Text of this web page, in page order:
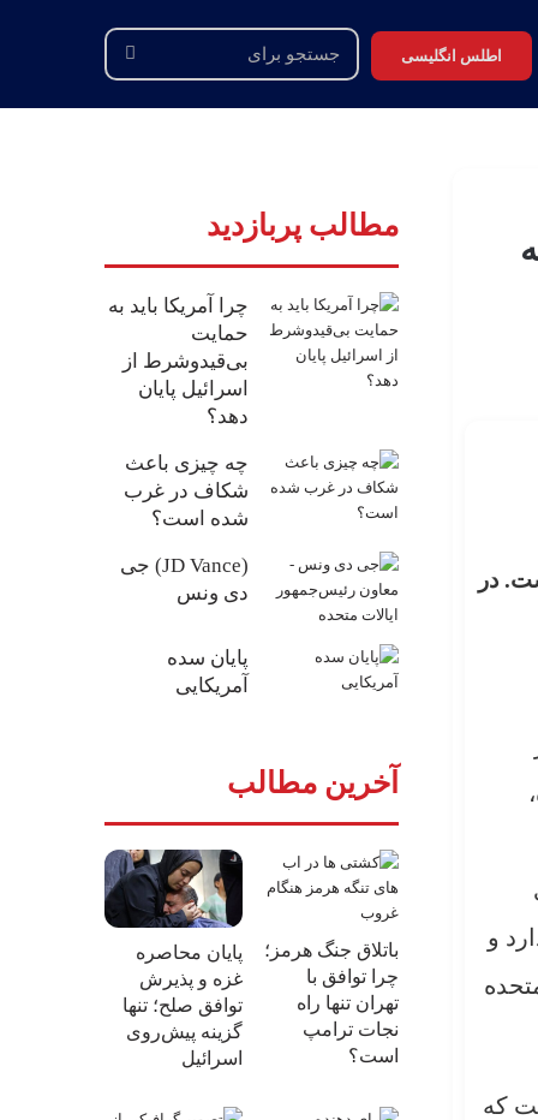
اطلس انگلیسی
جستجو
در
و
که
مطالب پربازدید
چرا آمریکا باید به
حمایت
بی‌قیدوشرط از
اسرائیل پایان
دهد؟
چه چیزی باعث
شکاف در غرب
شده است؟
(JD Vance) جی
دی ونس
پایان سده
آمریکایی
آخرین مطالب
باتلاق جنگ هرمز؛
چرا توافق با
تهران تنها راه
نجات ترامپ
است؟
پایان محاصره
غزه و پذیرش
توافق صلح؛ تنها
گزینه پیش‌روی
اسرائیل